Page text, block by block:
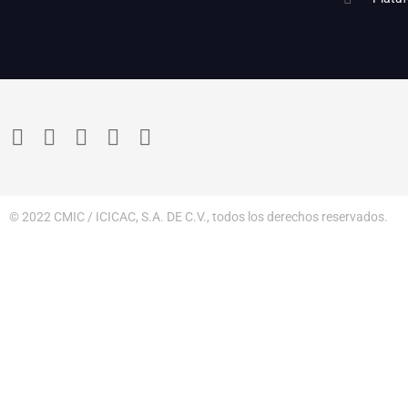
© 2022 CMIC / ICICAC, S.A. DE C.V., todos los derechos reservados.